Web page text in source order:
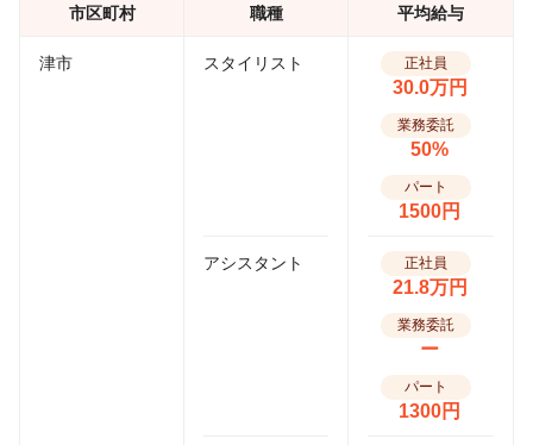
市区町村 職種 平均給与
津市 スタイリスト 正社員
30.0万円
業務委託
50%
パート
1500円
アシスタント 正社員
21.8万円
業務委託
ー
パート
1300円